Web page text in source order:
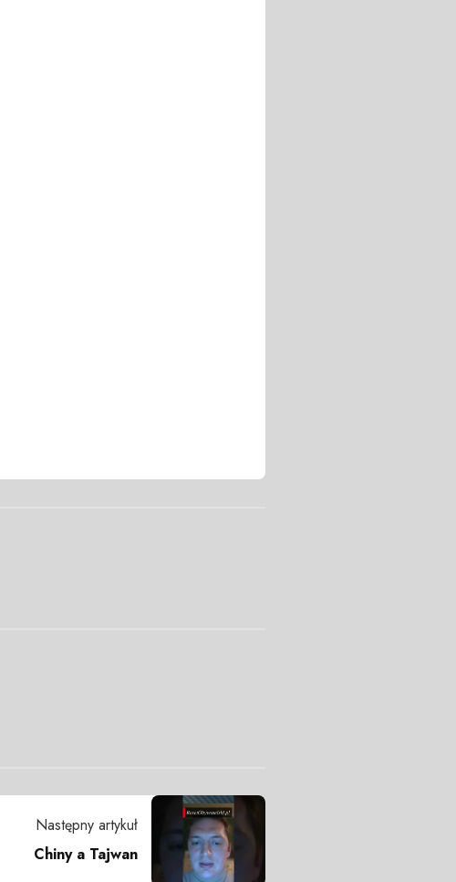
Następny artykuł
Chiny a Tajwan